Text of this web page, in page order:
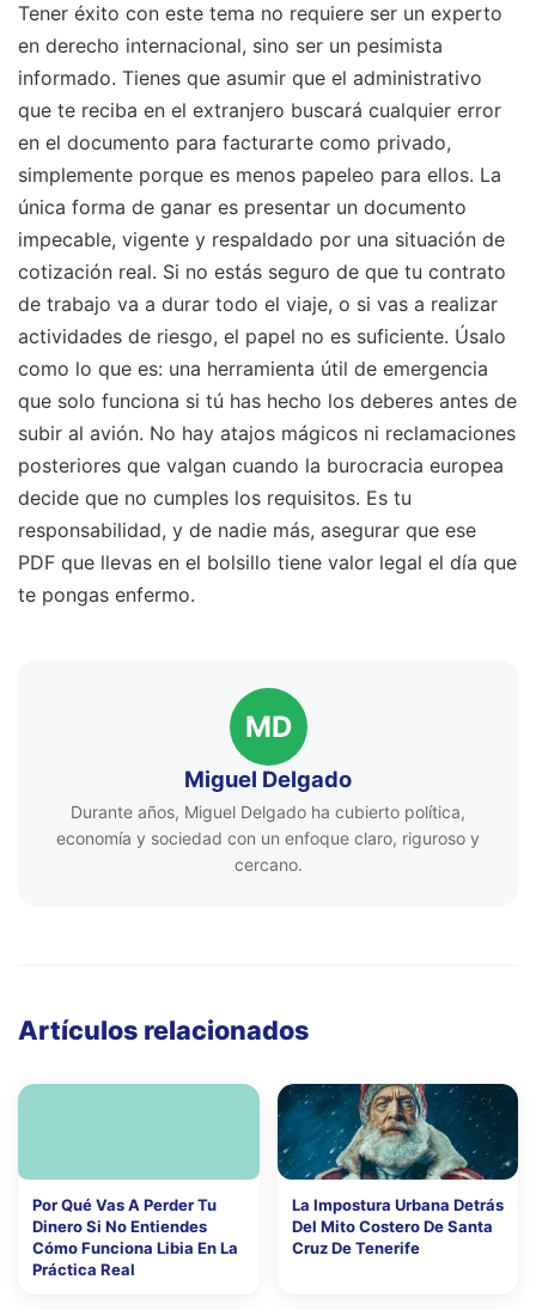
Tener éxito con este tema no requiere ser un experto
en derecho internacional, sino ser un pesimista
informado. Tienes que asumir que el administrativo
que te reciba en el extranjero buscará cualquier error
en el documento para facturarte como privado,
simplemente porque es menos papeleo para ellos. La
única forma de ganar es presentar un documento
impecable, vigente y respaldado por una situación de
cotización real. Si no estás seguro de que tu contrato
de trabajo va a durar todo el viaje, o si vas a realizar
actividades de riesgo, el papel no es suficiente. Úsalo
como lo que es: una herramienta útil de emergencia
que solo funciona si tú has hecho los deberes antes de
subir al avión. No hay atajos mágicos ni reclamaciones
posteriores que valgan cuando la burocracia europea
decide que no cumples los requisitos. Es tu
responsabilidad, y de nadie más, asegurar que ese
PDF que llevas en el bolsillo tiene valor legal el día que
te pongas enfermo.
MD
Miguel Delgado
Durante años, Miguel Delgado ha cubierto política,
economía y sociedad con un enfoque claro, riguroso y
cercano.
Artículos relacionados
Por Qué Vas A Perder Tu
Dinero Si No Entiendes
Cómo Funciona Libia En La
Práctica Real
La Impostura Urbana Detrás
Del Mito Costero De Santa
Cruz De Tenerife